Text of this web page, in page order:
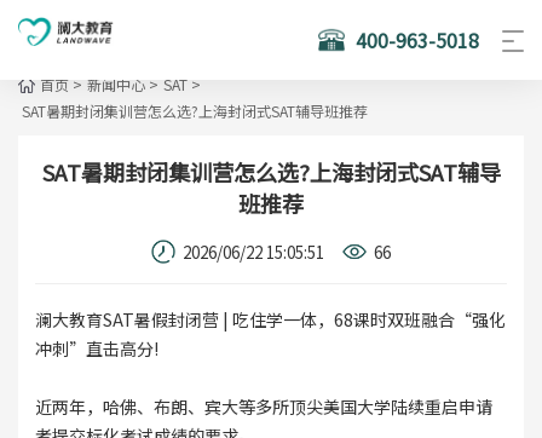
400-963-5018
首页 > 新闻中心 > SAT >
SAT暑期封闭集训营怎么选?上海封闭式SAT辅导班推荐
SAT暑期封闭集训营怎么选?上海封闭式SAT辅导
班推荐
2026/06/22 15:05:51 66
澜大教育SAT暑假封闭营 | 吃住学一体，68课时双班融合“强化
冲刺”直击高分!
近两年，哈佛、布朗、宾大等多所顶尖美国大学陆续重启申请